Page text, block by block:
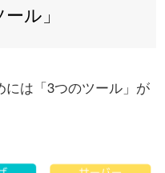
ル」
には「3つのツール」が